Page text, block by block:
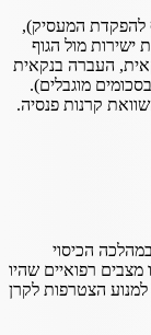
להפקדת המעסיק),
ישירות מול הגוף
העברה בנקאית
מוגבלים).
קרנות פנסיה.
הכיסוי
מצבים רפואיים שהיו
הצטרפות לקרן